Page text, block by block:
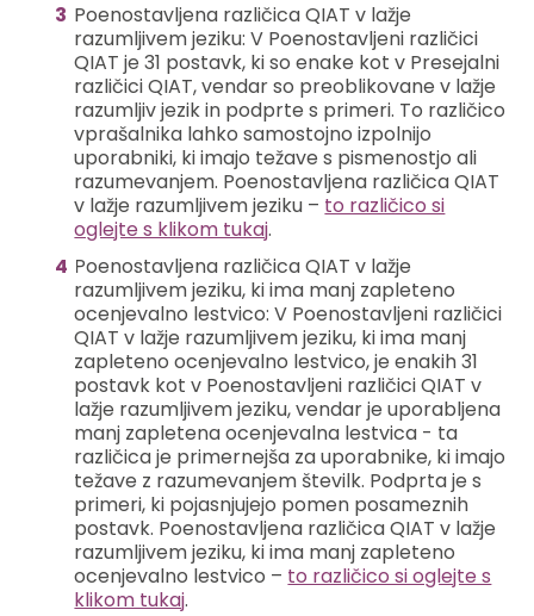
Poenostavljena različica QIAT v lažje
razumljivem jeziku: V Poenostavljeni različici
QIAT je 31 postavk, ki so enake kot v Presejalni
različici QIAT, vendar so preoblikovane v lažje
razumljiv jezik in podprte s primeri. To različico
vprašalnika lahko samostojno izpolnijo
uporabniki, ki imajo težave s pismenostjo ali
razumevanjem. Poenostavljena različica QIAT
v lažje razumljivem jeziku – to različico si
oglejte s klikom tukaj.
Poenostavljena različica QIAT v lažje
razumljivem jeziku, ki ima manj zapleteno
ocenjevalno lestvico: V Poenostavljeni različici
QIAT v lažje razumljivem jeziku, ki ima manj
zapleteno ocenjevalno lestvico, je enakih 31
postavk kot v Poenostavljeni različici QIAT v
lažje razumljivem jeziku, vendar je uporabljena
manj zapletena ocenjevalna lestvica - ta
različica je primernejša za uporabnike, ki imajo
težave z razumevanjem številk. Podprta je s
primeri, ki pojasnjujejo pomen posameznih
postavk. Poenostavljena različica QIAT v lažje
razumljivem jeziku, ki ima manj zapleteno
ocenjevalno lestvico – to različico si oglejte s
klikom tukaj.